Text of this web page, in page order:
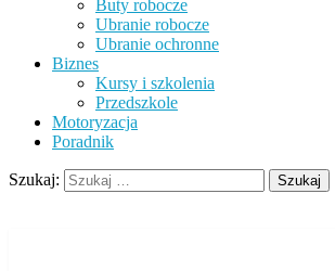
Buty robocze
Ubranie robocze
Ubranie ochronne
Biznes
Kursy i szkolenia
Przedszkole
Motoryzacja
Poradnik
Szukaj: